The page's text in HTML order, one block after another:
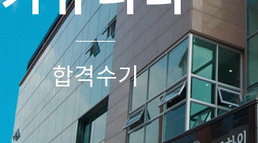
합격수기